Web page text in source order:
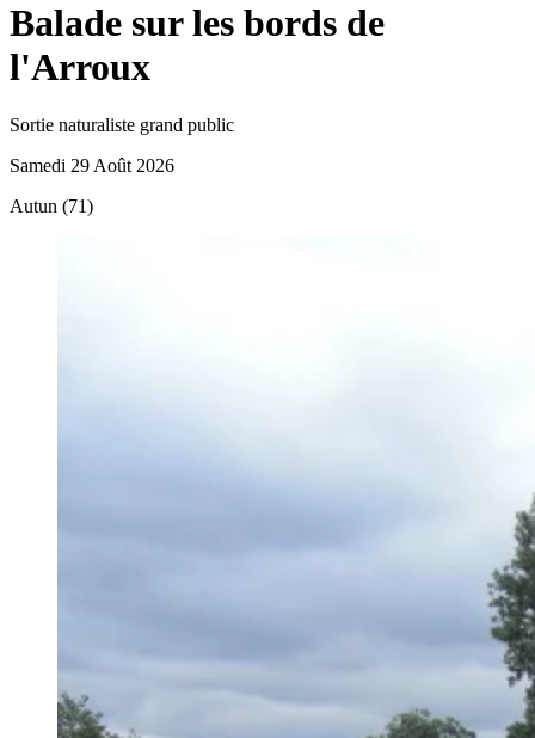
Balade sur les bords de
l'Arroux
Sortie naturaliste grand public
Samedi 29 Août 2026
Autun (71)